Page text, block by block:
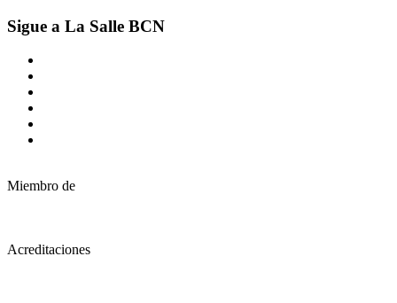
Sigue a La Salle BCN
Miembro de
Acreditaciones